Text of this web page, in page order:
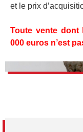
et le prix
Toute vente dont
000 euros n’est